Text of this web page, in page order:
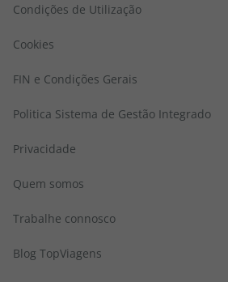
Condições de Utilização
Cookies
FIN e Condições Gerais
Politica Sistema de Gestão Integrado
Privacidade
Quem somos
Trabalhe connosco
Blog TopViagens